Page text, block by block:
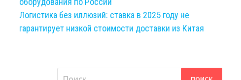
Логистика без иллюзий: ставка в 2025 году не
гарантирует низкой стоимости доставки из Китая
Найти: